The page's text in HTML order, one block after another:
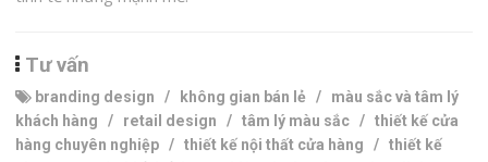
Tư vấn
branding design / không gian bán lẻ / màu sắc và tâm lý
khách hàng / retail design /tâm lý màu sắc /thiết kế cửa
hàng chuyên nghiệp /thiết kế nội thất cửa hàng /thiết kế